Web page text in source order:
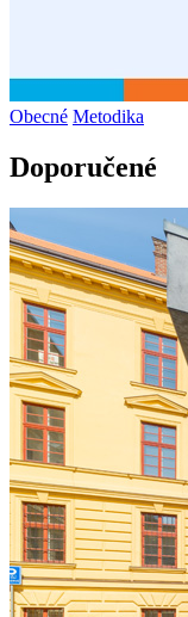
Obecné Metodika
Doporučené